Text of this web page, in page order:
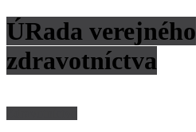
ÚRada verejného
zdravotníctva